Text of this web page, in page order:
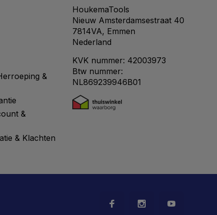
&
&
& Klachten
HoukemaTools
Nieuw Amsterdamsestraat 40
7814VA, Emmen
Nederland
KVK nummer: 42003973
Btw nummer:
NL869239946B01